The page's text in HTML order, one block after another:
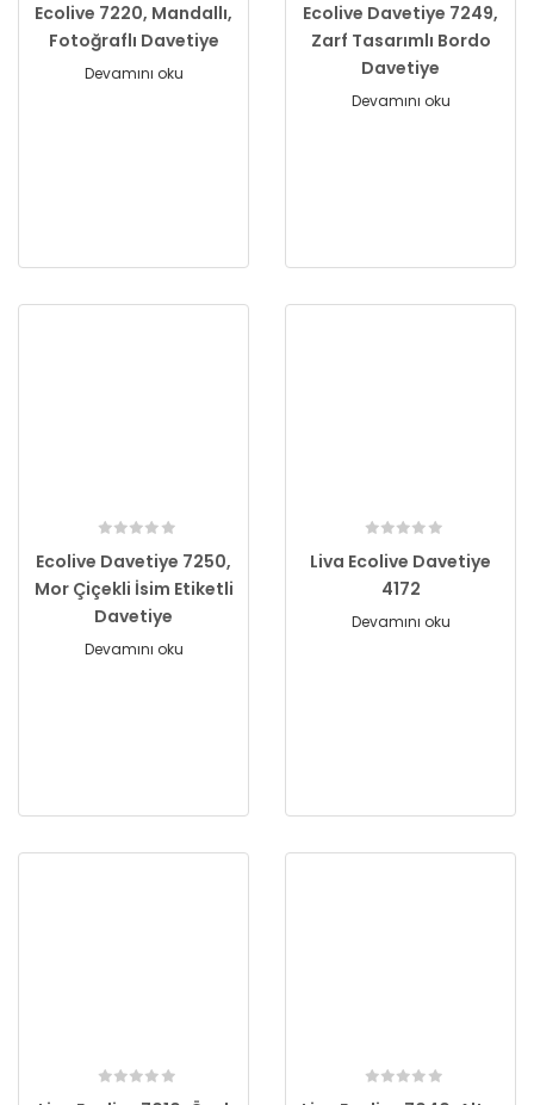
Ecolive 7220, Mandallı,
Fotoğraflı Davetiye
Devamını oku
Ecolive Davetiye 7249,
Zarf Tasarımlı Bordo
Davetiye
Devamını oku
Ecolive Davetiye 7250,
Mor Çiçekli İsim Etiketli
Davetiye
Devamını oku
Liva Ecolive Davetiye
4172
Devamını oku